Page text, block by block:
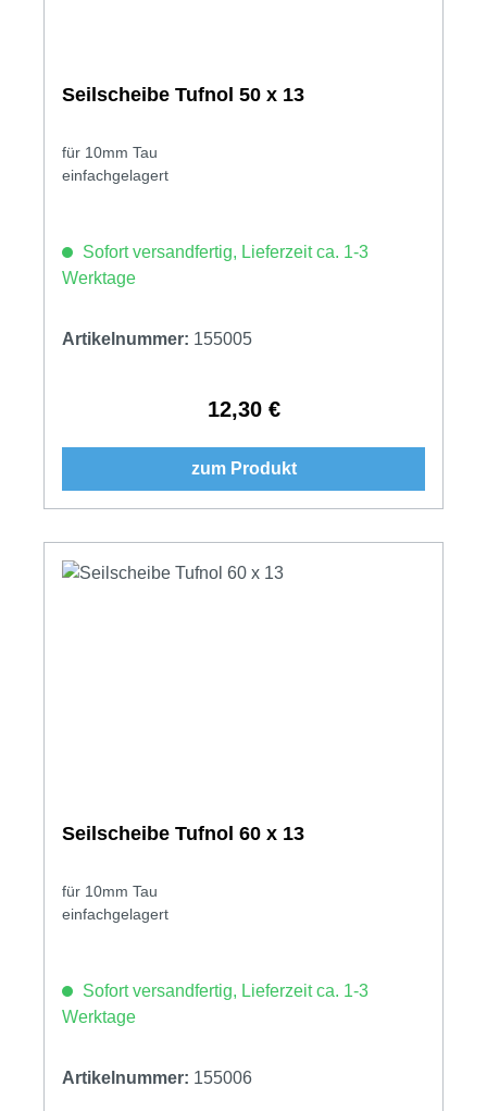
Seilscheibe Tufnol 50 x 13
für 10mm Tau
einfachgelagert
Sofort versandfertig, Lieferzeit ca. 1-3
Werktage
Artikelnummer: 155005
Regulärer Preis:
12,30 €
zum Produkt
Seilscheibe Tufnol 60 x 13
für 10mm Tau
einfachgelagert
Sofort versandfertig, Lieferzeit ca. 1-3
Werktage
Artikelnummer: 155006